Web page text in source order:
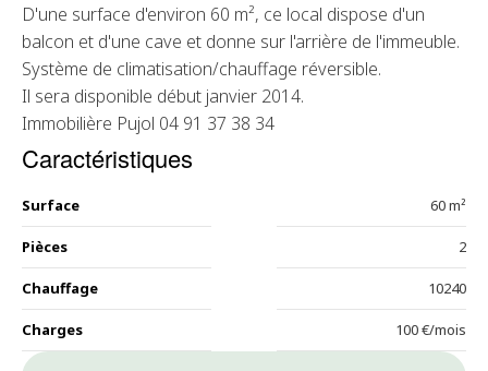
D'une surface d'environ 60 m², ce local dispose d'un
balcon et d'une cave et donne sur l'arrière de l'immeuble.
Système de climatisation/chauffage réversible.
Il sera disponible début janvier 2014.
Immobilière Pujol 04 91 37 38 34
Caractéristiques
Surface 60 m²
Pièces 2
Chauffage 10240
Charges 100 €/mois